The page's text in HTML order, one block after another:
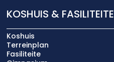
KOSHUIS & FASILITEITE
Koshuis
Terreinplan
Fasiliteite